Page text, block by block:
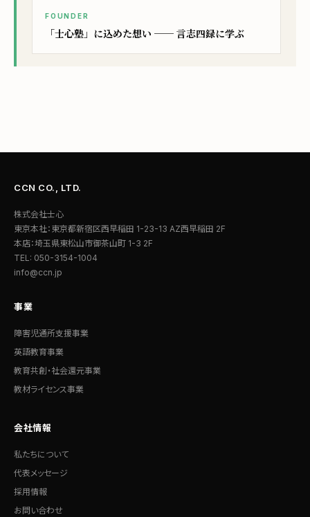
FOUNDER
「士心塾」に込めた想い ── 言志四録に学ぶ
CCN CO., LTD.
株式会社士心
東京本社：東京都新宿区西早稲田 1-23-13 AZ西早稲田 2F
本店：埼玉県東松山市御茶山町 1-3 2F
TEL: 050-3154-1004
info@ccn.jp
事業
障害児通所支援事業
英語教育事業
教育共創・社会還元事業
教材ライセンス事業
会社情報
私たちについて
代表メッセージ
採用情報
お問い合わせ